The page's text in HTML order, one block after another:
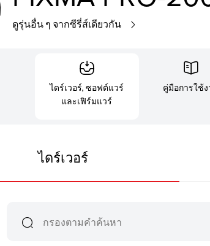
ดูรุ่นอื่น ๆ จากซีรี่ส์เดียวกัน
ไดร์เวอร์, ซอฟต์แวร์
และเฟิร์มแวร์
คู่มือการใช้
ไดร์เวอร์